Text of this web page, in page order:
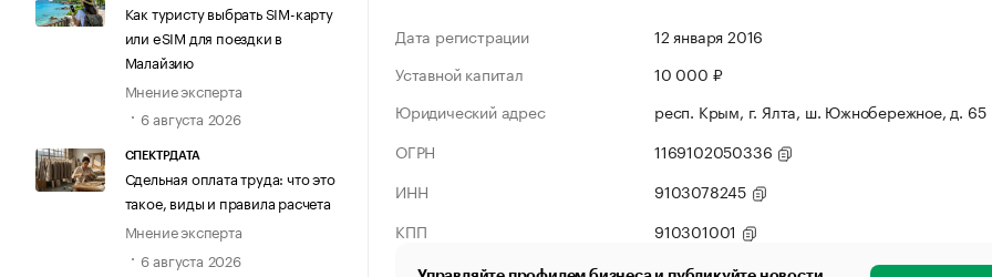
Как туристу выбрать SIM-карту
или eSIM для поездки в
Малайзию
Мнение эксперта
6 августа 2026
СПЕКТРДАТА
Сдельная оплата труда: что это
такое, виды и правила расчета
Мнение эксперта
6 августа 2026
Дата регистрации
12 января 2016
Уставной капитал
10 000 ₽
Юридический адрес
респ. Крым, г. Ялта, ш. Южнобережное, д. 65
ОГРН
1169102050336
ИНН
9103078245
КПП
910301001